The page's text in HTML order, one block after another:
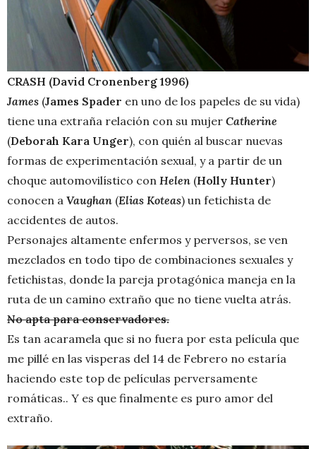
CRASH (David Cronenberg 1996)
James (James Spader en uno de los papeles de su vida)
tiene una extraña relación con su mujer Catherine
(Deborah Kara Unger), con quién al buscar nuevas
formas de experimentación sexual, y a partir de un
choque automovilístico con Helen (Holly Hunter)
conocen a Vaughan (Elias Koteas) un fetichista de
accidentes de autos.
Personajes altamente enfermos y perversos, se ven
mezclados en todo tipo de combinaciones sexuales y
fetichistas, donde la pareja protagónica maneja en la
ruta de un camino extraño que no tiene vuelta atrás.
No apta para conservadores.
Es tan acaramela que si no fuera por esta película que
me pillé en las visperas del 14 de Febrero no estaría
haciendo este top de películas perversamente
romáticas.. Y es que finalmente es puro amor del
extraño.